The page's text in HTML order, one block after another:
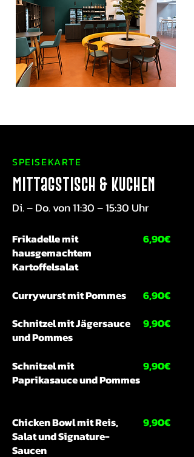
SPEISEKARTE
Mittagstisch & Kuchen
Di. – Do. von 11:30 – 15:30 Uhr
Frikadelle mit
hausgemachtem
Kartoffelsalat
6,90€
Currywurst mit Pommes
6,90€
Schnitzel mit Jägersauce
und Pommes
9,90€
Schnitzel mit
Paprikasauce und Pommes
9,90€
Chicken Bowl mit Reis,
Salat und Signature-
Saucen
9,90€